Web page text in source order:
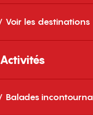
Voir les destinations
Activités
Balades